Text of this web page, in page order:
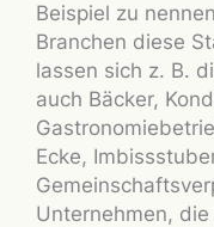
Beispiel zu
Branchen diese
lassen sich z. B.
auch Bäcker,
Ecke,
Unternehmen,